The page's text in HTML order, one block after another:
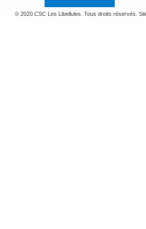
© 2020 CSC Les Libellules. Tous droits réservés.